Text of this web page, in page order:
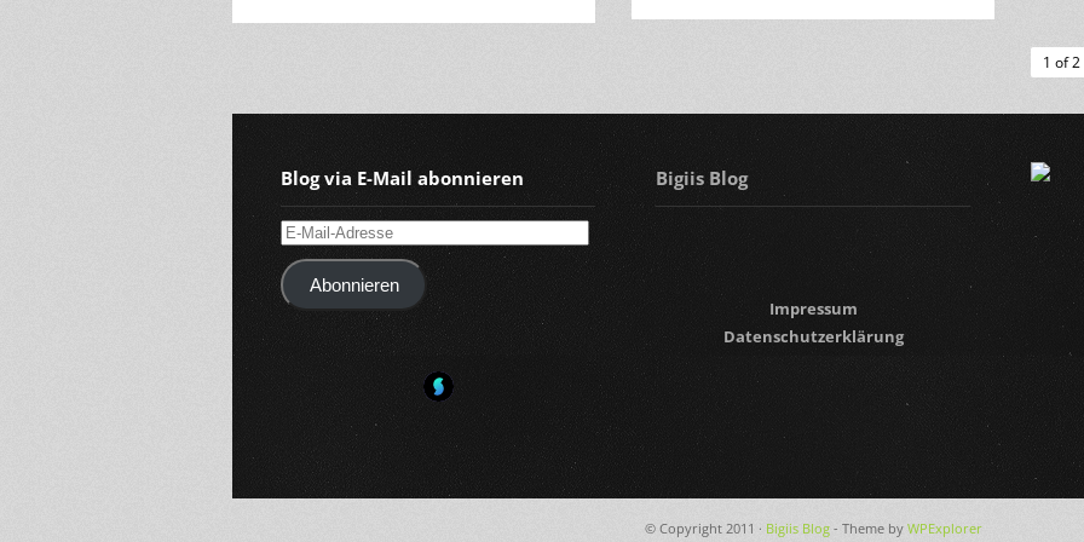
1 of 2
Blog via E-Mail abonnieren
E-
Mail-
AdresseAbonnieren
Bigiis Blog
Impressum
Datenschutzerklärung
© Copyright 2011 · Bigiis Blog- Theme by WPExplorer